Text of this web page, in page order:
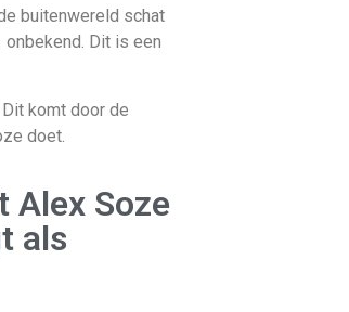
buitenwereld schat
Dit is een
komt door de
doet.
Alex Soze
als